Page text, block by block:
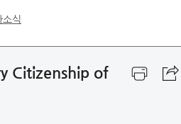
소식
Citizenship of